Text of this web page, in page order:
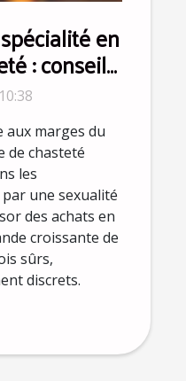
en
: conseils
aux marges du
de chasteté
les
une sexualité
des achats en
croissante de
sûrs,
discrets.